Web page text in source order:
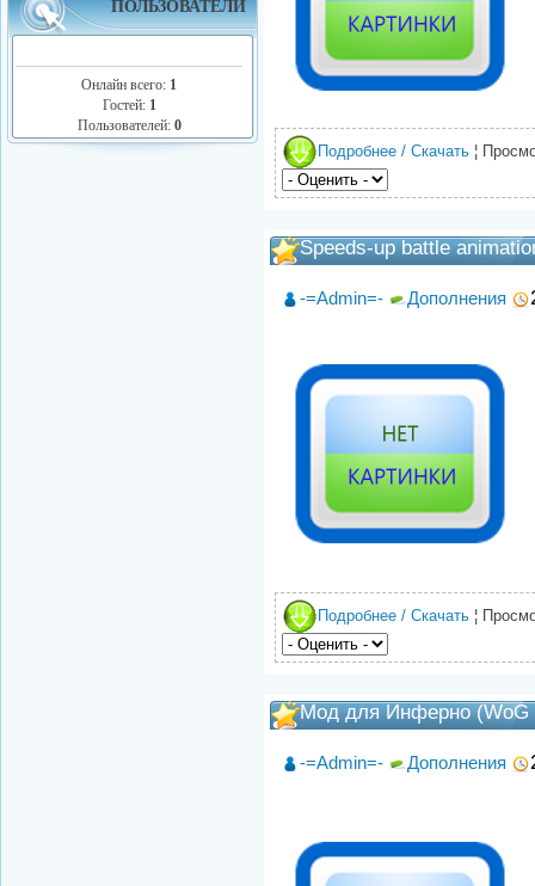
ПОЛЬЗОВАТЕЛИ
Онлайн всего: 1
Гостей: 1
Пользователей: 0
Подробнее / Скачать ¦
Speeds-up battle
-=Admin=- Дополнения
Подробнее / Скачать ¦
Мод для Инферно (WoG
-=Admin=- Дополнения